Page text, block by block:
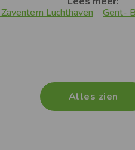
Luchthaven
Gent-
Alles zien